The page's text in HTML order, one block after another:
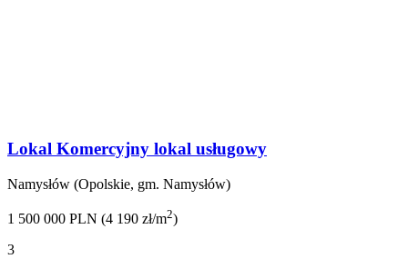
Lokal Komercyjny lokal usługowy
Namysłów (Opolskie, gm. Namysłów)
1 500 000 PLN (4 190 zł/m2)
3